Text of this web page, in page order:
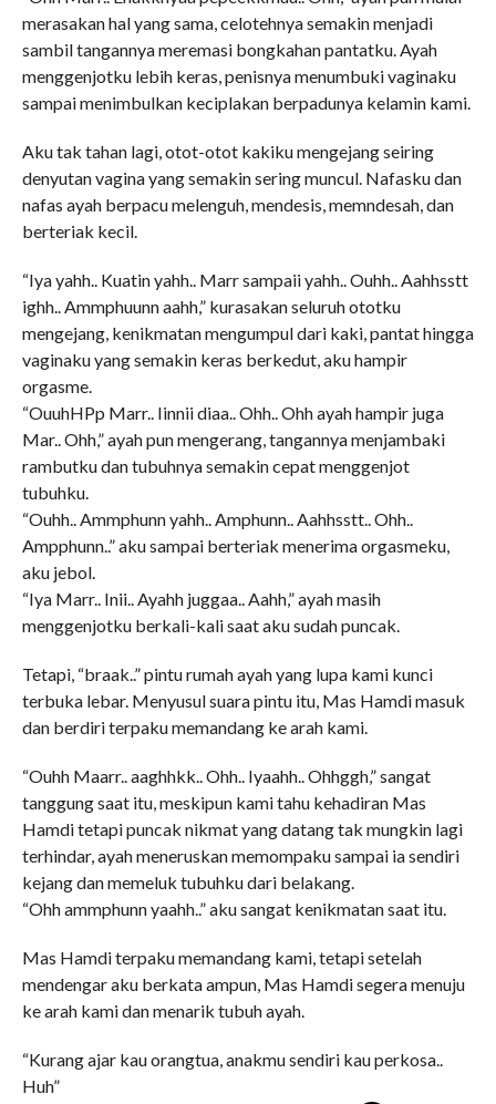
merasakan hal yang sama, celotehnya semakin menjadi
sambil tangannya meremasi bongkahan pantatku. Ayah
menggenjotku lebih keras, penisnya menumbuki vaginaku
sampai menimbulkan keciplakan berpadunya kelamin kami.
Aku tak tahan lagi, otot-otot kakiku mengejang seiring
denyutan vagina yang semakin sering muncul. Nafasku dan
nafas ayah berpacu melenguh, mendesis, memndesah, dan
berteriak kecil.
“Iya yahh.. Kuatin yahh.. Marr sampaii yahh.. Ouhh.. Aahhsstt
ighh.. Ammphuunn aahh,” kurasakan seluruh ototku
mengejang, kenikmatan mengumpul dari kaki, pantat hingga
vaginaku yang semakin keras berkedut, aku hampir
orgasme.
“OuuhHPp Marr.. Iinnii diaa.. Ohh.. Ohh ayah hampir juga
Mar.. Ohh,” ayah pun mengerang, tangannya menjambaki
rambutku dan tubuhnya semakin cepat menggenjot
tubuhku.
“Ouhh.. Ammphunn yahh.. Amphunn.. Aahhsstt.. Ohh..
Ampphunn..” aku sampai berteriak menerima orgasmeku,
aku jebol.
“Iya Marr.. Inii.. Ayahh juggaa.. Aahh,” ayah masih
menggenjotku berkali-kali saat aku sudah puncak.
Tetapi, “braak..” pintu rumah ayah yang lupa kami kunci
terbuka lebar. Menyusul suara pintu itu, Mas Hamdi masuk
dan berdiri terpaku memandang ke arah kami.
“Ouhh Maarr.. aaghhkk.. Ohh.. Iyaahh.. Ohhggh,” sangat
tanggung saat itu, meskipun kami tahu kehadiran Mas
Hamdi tetapi puncak nikmat yang datang tak mungkin lagi
terhindar, ayah meneruskan memompaku sampai ia sendiri
kejang dan memeluk tubuhku dari belakang.
“Ohh ammphunn yaahh..” aku sangat kenikmatan saat itu.
Mas Hamdi terpaku memandang kami, tetapi setelah
mendengar aku berkata ampun, Mas Hamdi segera menuju
ke arah kami dan menarik tubuh ayah.
“Kurang ajar kau orangtua, anakmu sendiri kau perkosa..
Huh”